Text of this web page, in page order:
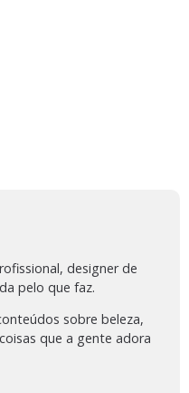
designer de
pelo que faz.
sobre beleza,
que a gente adora